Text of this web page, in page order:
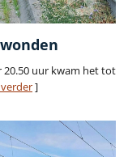
20.50 uur kwam het tot
verder]